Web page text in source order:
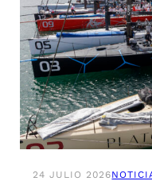
24 JULIO 2026